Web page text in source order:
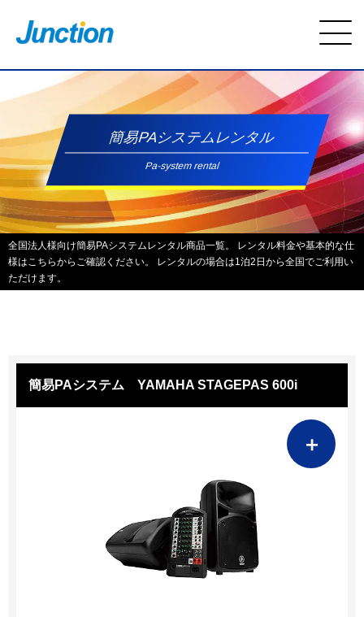
簡易PAシステムレンタル
Pa-system rental
全国法人様向け簡易PAシステムレンタル商品一覧。 レンタル料金や基本的な仕
様はこちらからご確認ください。 レンタルの場合は1泊2日から全国でご利用い
ただけます。
簡易PAシステム YAMAHA STAGEPAS 600i
＋